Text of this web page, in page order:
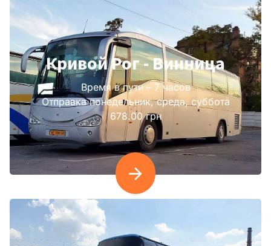
Кривой Рог - Винница
Время в пути – 7 часов
Отправка понедельник, среда, суббота
678.00 грн